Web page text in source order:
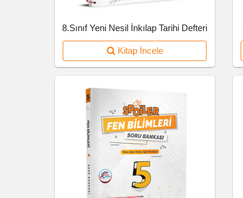
8.Sınıf Yeni Nesil İnkılap Tarihi Defteri
Kitap İncele